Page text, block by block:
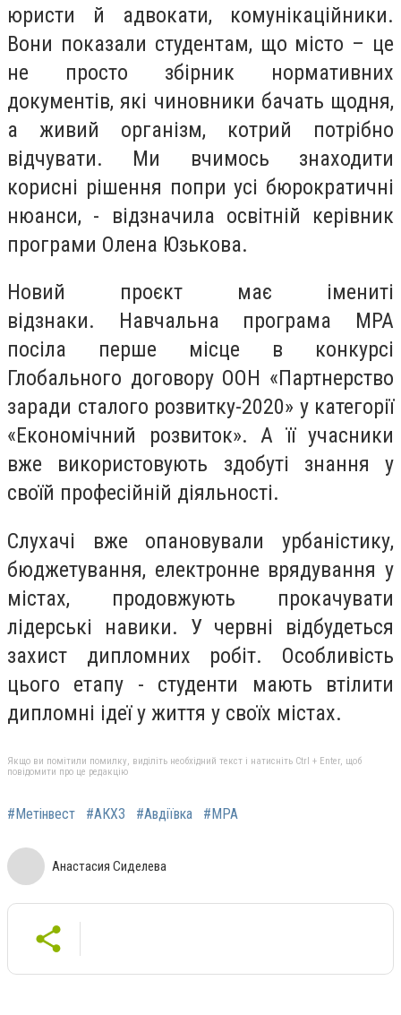
юристи й адвокати, комунікаційники.
Вони показали студентам, що місто – це
не просто збірник нормативних
документів, які чиновники бачать щодня,
а живий організм, котрий потрібно
відчувати. Ми вчимось знаходити
корисні рішення попри усі бюрократичні
нюанси, - відзначила освітній керівник
програми Олена Юзькова.
Новий проєкт має імениті
відзнаки. Навчальна програма МРА
посіла перше місце в конкурсі
Глобального договору ООН «Партнерство
заради сталого розвитку-2020» у категорії
«Економічний розвиток». А її учасники
вже використовують здобуті знання у
своїй професійній діяльності.
Слухачі вже опановували урбаністику,
бюджетування, електронне врядування у
містах, продовжують прокачувати
лідерські навики. У червні відбудеться
захист дипломних робіт. Особливість
цього етапу - студенти мають втілити
дипломні ідеї у життя у своїх містах.
Якщо ви помітили помилку, виділіть необхідний текст і натисніть Ctrl + Enter, щоб
повідомити про це редакцію
#Метінвест #АКХЗ #Авдіївка #MPA
Анастасия Сиделева